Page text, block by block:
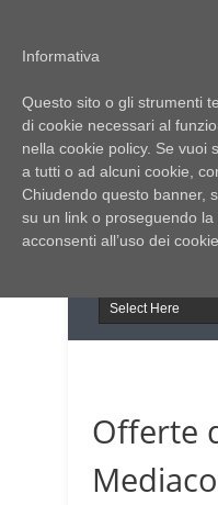
Italia Notizie
Giornale di
Giornale di Puglia
Il portale
in Puglia
Offerte
Informativa
Questo sito o gli strumenti
di cookie necessari al
nella cookie policy. Se vuoi
a tutti o ad alcuni cookie,
Chiudendo questo banner,
su un link o proseguendo
acconsenti all’uso dei cookie.